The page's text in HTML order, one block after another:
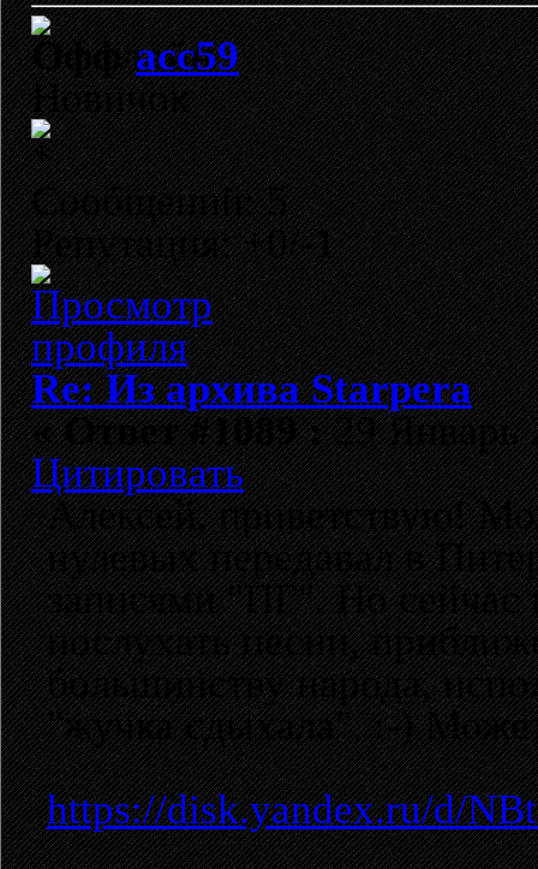
acc59
Новичок
Сообщений: 5
Репутация: +0/-1
Re: Из архива Starpera
«Ответ #1089 :29 Январь
Цитировать
Алексей, приветствую!
нулевых передавал в
записями "ПГ". Но сейчас
послухать песни,
большинству народа,
"жучка сдыхала". :-)
https://disk.yandex.ru/d/